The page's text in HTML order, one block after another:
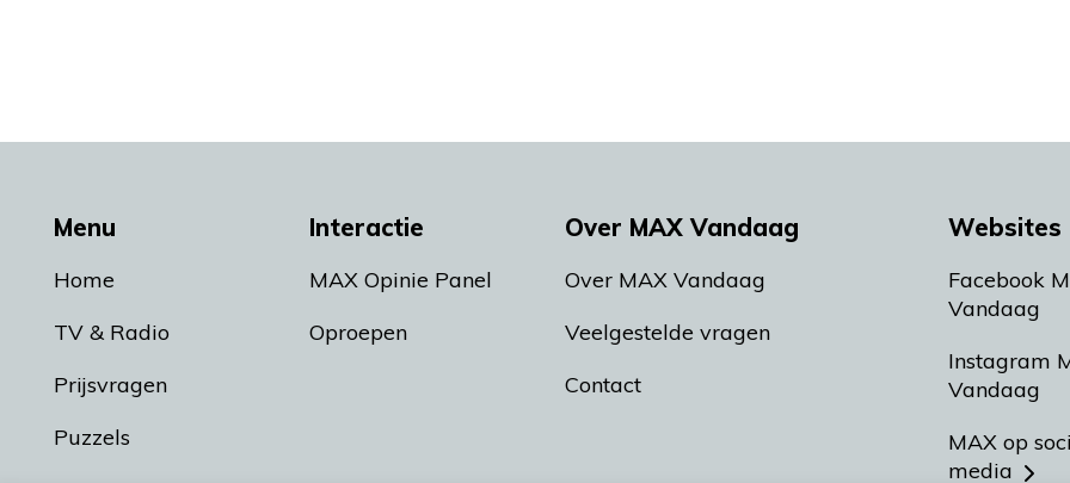
Menu
Home
TV & Radio
Prijsvragen
Puzzels
Interactie
MAX Opinie Panel
Oproepen
Over MAX Vandaag
Over MAX Vandaag
Veelgestelde vragen
Contact
Websites
Facebook
Vandaag
Instagram
Vandaag
MAX op
media